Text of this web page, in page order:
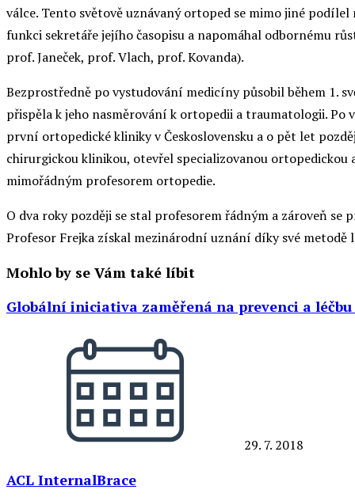
válce. Tento světově uznávaný ortoped se mimo jiné
funkci sekretáře jejího časopisu a napomáhal odbornému
prof. Janeček, prof. Vlach, prof. Kovanda).
Bezprostředně po vystudování medicíny působil během 1.
přispěla k jeho nasměrování k ortopedii a traumatologii. Po
první ortopedické kliniky v Československu a o pět let
chirurgickou klinikou, otevřel specializovanou
mimořádným profesorem ortopedie.
O dva roky později se stal profesorem řádným a zároveň
Profesor Frejka získal mezinárodní uznání díky své
Mohlo by se Vám také líbit
Globální iniciativa zaměřená na prevenci a
29. 7. 2018
ACL InternalBrace